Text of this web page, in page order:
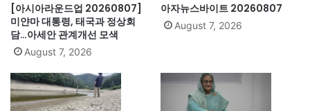
[아시아라운드업 20260807]
미얀마 대통령, 태국과 정상회
담…아세안 관계개선 모색
August 7, 2026
아자뉴스바이트 20260807
August 7, 2026